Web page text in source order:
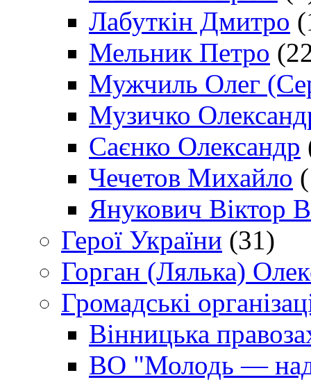
Лабуткін Дмитро
Мельник Петро
Мужчиль Олег
Музичко
Саєнко Олександр
Чечетов Михайло
Янукович Віктор
Герої України (31)
Горган (Лялька)
Громадські
Вінницька
ВО "Молодь —